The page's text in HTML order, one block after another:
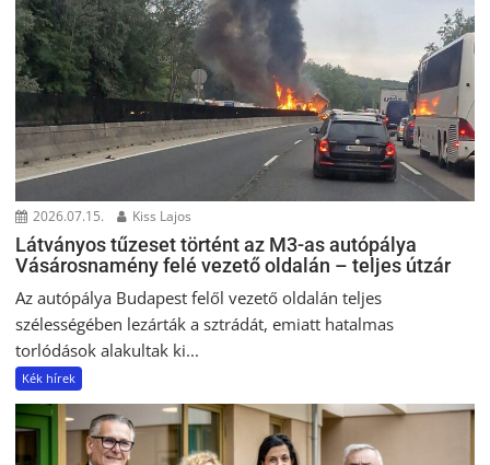
2026.07.15. Kiss Lajos
Látványos tűzeset történt az M3-as autópálya
Vásárosnamény felé vezető oldalán – teljes útzár
Az autópálya Budapest felől vezető oldalán teljes
szélességében lezárták a sztrádát, emiatt hatalmas
torlódások alakultak ki...
Kék hírek